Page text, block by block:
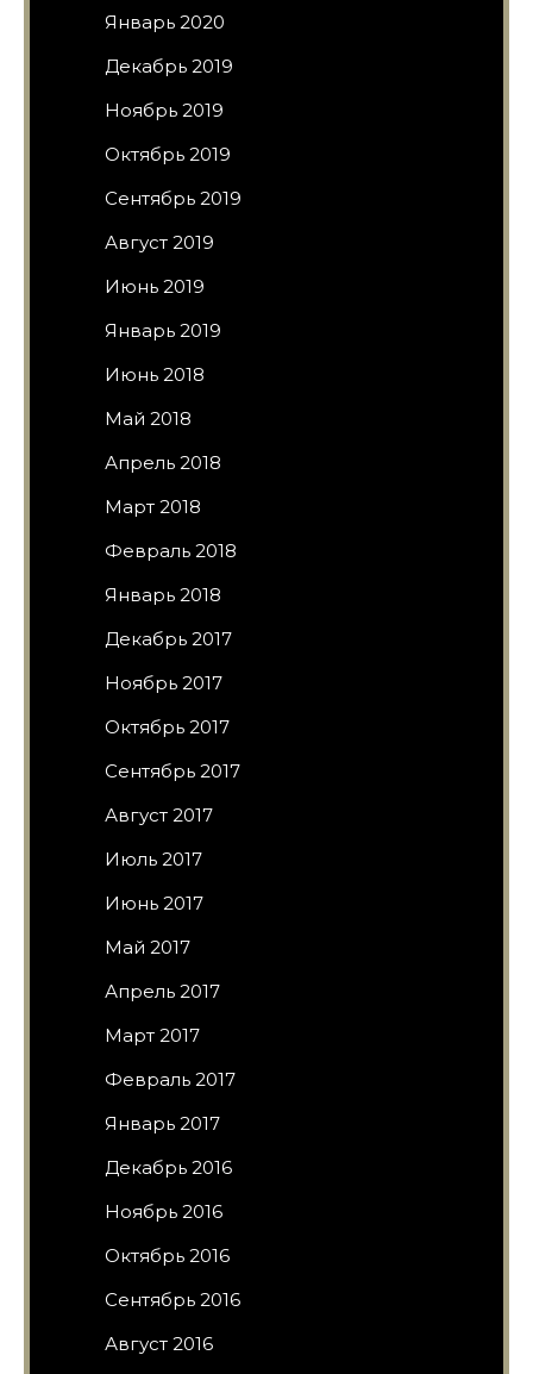
Январь 2020
Декабрь 2019
Ноябрь 2019
Октябрь 2019
Сентябрь 2019
Август 2019
Июнь 2019
Январь 2019
Июнь 2018
Май 2018
Апрель 2018
Март 2018
Февраль 2018
Январь 2018
Декабрь 2017
Ноябрь 2017
Октябрь 2017
Сентябрь 2017
Август 2017
Июль 2017
Июнь 2017
Май 2017
Апрель 2017
Март 2017
Февраль 2017
Январь 2017
Декабрь 2016
Ноябрь 2016
Октябрь 2016
Сентябрь 2016
Август 2016